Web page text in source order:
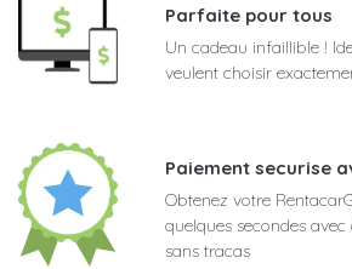
Parfaite pour tous
Un cadeau infaillible !
veulent choisir
Paiement securise
Obtenez votre
quelques secondes
sans tracas